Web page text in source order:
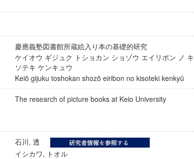
慶應義塾図書館所蔵絵入り本の基礎的研究
ケイオウ ギジュク トショカン ショゾウ エイリボン ノ キ
ソテキ ケンキュウ
Keiō gijuku toshokan shozō eiribon no kisoteki kenkyū
The research of picture books at Keio University
石川, 透
イシカワ, トオル